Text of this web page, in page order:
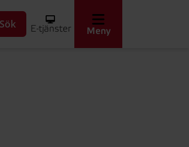
Sök E-tjänster Meny